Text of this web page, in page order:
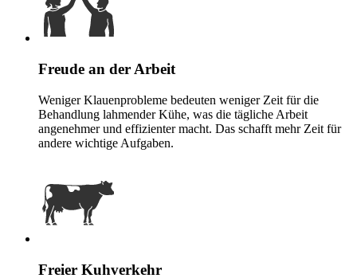
Freude an der Arbeit
Weniger Klauenprobleme bedeuten weniger Zeit für die
Behandlung lahmender Kühe, was die tägliche Arbeit
angenehmer und effizienter macht. Das schafft mehr Zeit für
andere wichtige Aufgaben.
Freier Kuhverkehr